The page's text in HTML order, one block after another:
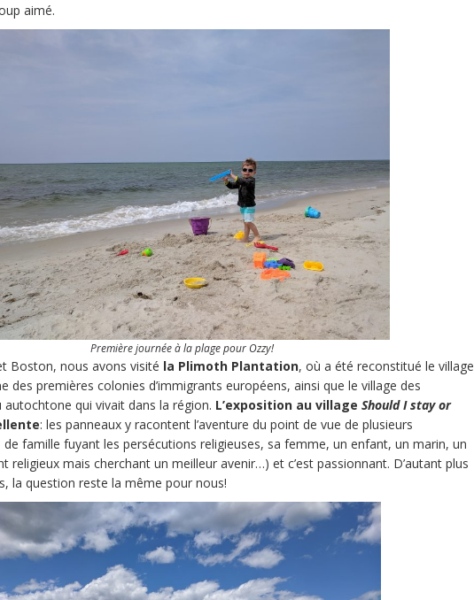
aimé.
Première journée à la plage pour Ozzy!
Boston, nous avons visité la Plimoth Plantation, où a été reconstitué le village
des premières colonies d’immigrants européens, ainsi que le village des
qui vivait dans la région. L’exposition au village Should I stay or
: les panneaux y racontent l’aventure du point de vue de plusieurs
de famille fuyant les persécutions religieuses, sa femme, un enfant, un marin, un
religieux mais cherchant un meilleur avenir…) et c’est passionnant. D’autant plus
la question reste la même pour nous!